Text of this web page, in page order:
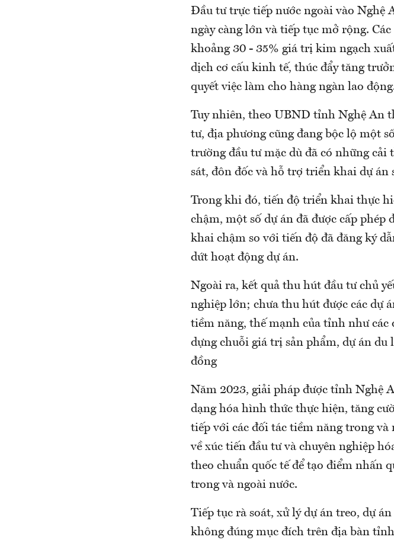
Đầu tư trực tiếp nước ngoài vào Nghệ
ngày càng lớn và tiếp tục mở rộng.
khoảng 30 - 35% giá trị kim ngạch
dịch cơ cấu kinh tế, thúc đẩy tăng
quyết việc làm cho hàng ngàn lao
Tuy nhiên, theo UBND tỉnh Nghệ An
tư, địa phương cũng đang bộc lộ một
trường đầu tư mặc dù đã có những
sát, đôn đốc và hỗ trợ triển khai dự án
Trong khi đó, tiến độ triển khai thực
chậm, một số dự án đã được cấp
khai chậm so với tiến độ đã đăng ký
dứt hoạt động dự án.
Ngoài ra, kết quả thu hút đầu tư chủ
nghiệp lớn; chưa thu hút được các dự
tiềm năng, thế mạnh của tỉnh như các
dựng chuỗi giá trị sản phẩm, dự án
đồng
Năm 2023, giải pháp được tỉnh Nghệ
dạng hóa hình thức thực hiện, tăng
tiếp với các đối tác tiềm năng trong
về xúc tiến đầu tư và chuyên nghiệp
theo chuẩn quốc tế để tạo điểm nhấn
trong và ngoài nước.
Tiếp tục rà soát, xử lý dự án treo, dự
không đúng mục đích trên địa bàn